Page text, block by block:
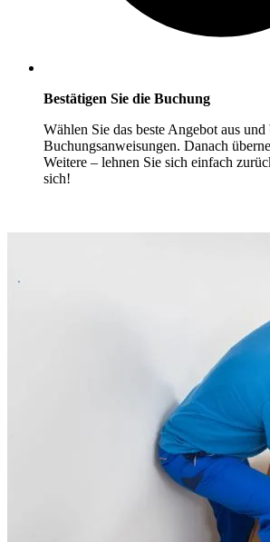
Bestätigen Sie die Buchung
Wählen Sie das beste Angebot aus
Buchungsanweisungen. Danach
Weitere – lehnen Sie sich einfach
sich!